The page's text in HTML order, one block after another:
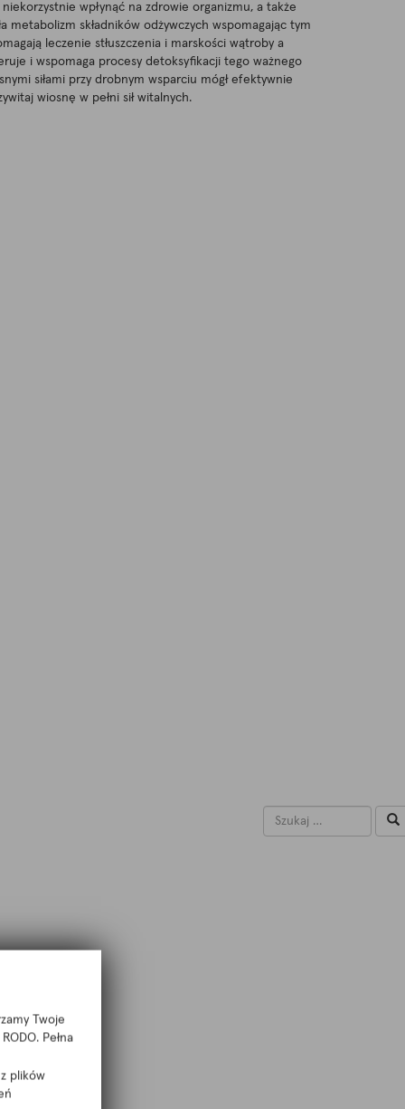
Twoje
Pełna
plików
wpłynąć na zdrowie organizmu, a także
składników odżywczych wspomagając tym
leczenie stłuszczenia i marskości wątroby a
i wspomaga procesy detoksyfikacji tego ważnego
siłami przy drobnym wsparciu mógł efektywnie
wiosnę w pełni sił witalnych.